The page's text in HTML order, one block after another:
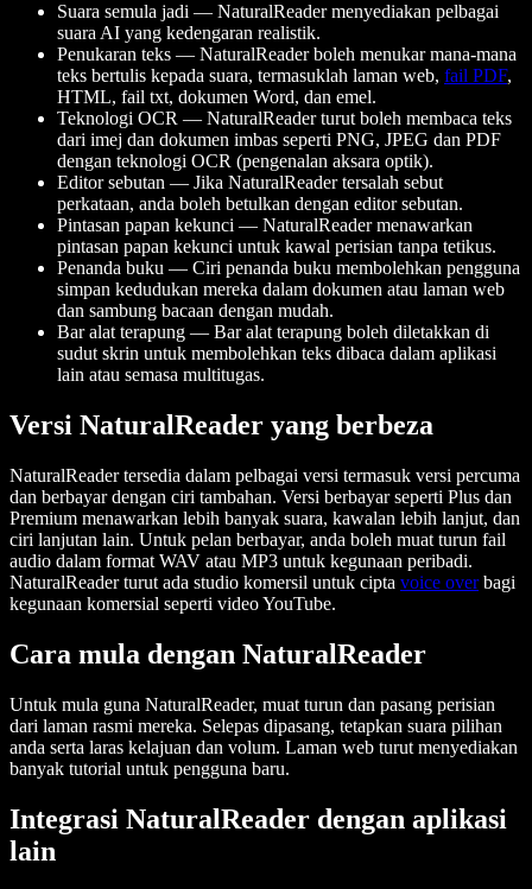
Suara semula jadi — NaturalReader menyediakan pelbagai
suara AI yang kedengaran realistik.
Penukaran teks — NaturalReader boleh menukar mana-mana
teks bertulis kepada suara, termasuklah laman web, fail PDF,
HTML, fail txt, dokumen Word, dan emel.
Teknologi OCR — NaturalReader turut boleh membaca teks
dari imej dan dokumen imbas seperti PNG, JPEG dan PDF
dengan teknologi OCR (pengenalan aksara optik).
Editor sebutan — Jika NaturalReader tersalah sebut
perkataan, anda boleh betulkan dengan editor sebutan.
Pintasan papan kekunci — NaturalReader menawarkan
pintasan papan kekunci untuk kawal perisian tanpa tetikus.
Penanda buku — Ciri penanda buku membolehkan pengguna
simpan kedudukan mereka dalam dokumen atau laman web
dan sambung bacaan dengan mudah.
Bar alat terapung — Bar alat terapung boleh diletakkan di
sudut skrin untuk membolehkan teks dibaca dalam aplikasi
lain atau semasa multitugas.
Versi NaturalReader yang berbeza
NaturalReader tersedia dalam pelbagai versi termasuk versi percuma
dan berbayar dengan ciri tambahan. Versi berbayar seperti Plus dan
Premium menawarkan lebih banyak suara, kawalan lebih lanjut, dan
ciri lanjutan lain. Untuk pelan berbayar, anda boleh muat turun fail
audio dalam format WAV atau MP3 untuk kegunaan peribadi.
NaturalReader turut ada studio komersil untuk cipta voice overbagi
kegunaan komersial seperti video YouTube.
Cara mula dengan NaturalReader
Untuk mula guna NaturalReader, muat turun dan pasang perisian
dari laman rasmi mereka. Selepas dipasang, tetapkan suara pilihan
anda serta laras kelajuan dan volum. Laman web turut menyediakan
banyak tutorial untuk pengguna baru.
Integrasi NaturalReader dengan aplikasi
lain